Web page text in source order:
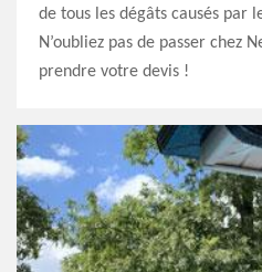
de tous les dégâts causés par
N’oubliez pas de passer chez
prendre votre devis !